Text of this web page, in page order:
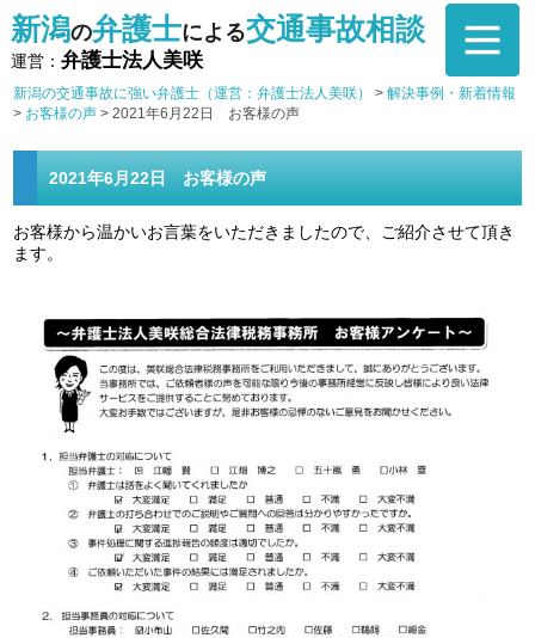
新潟の弁護士による交通事故相談
運営： 弁護士法人美咲
新潟の交通事故に強い弁護士（運営：弁護士法人美咲） >解決事例・新着情報
> お客様の声 >2021年6月22日 お客様の声
2021年6月22日 お客様の声
お客様から温かいお言葉をいただきましたので、ご紹介させて頂き
ます。